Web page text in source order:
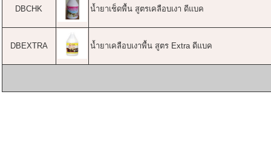
DBCHK น้ำยาเช็ดพื้น สูตรเคลือบเงา ดีแบค
DBEXTRA น้ำยาเคลือบเงาพื้น สูตร Extra ดีแบค